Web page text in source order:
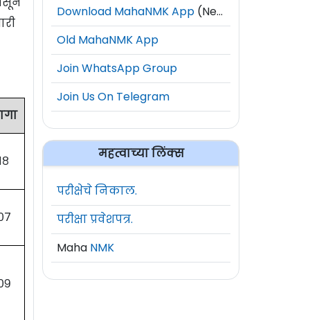
Download MahaNMK App (New)
Old MahaNMK App
Join WhatsApp Group
Join Us On Telegram
महत्वाच्या लिंक्स
परीक्षेचे निकाल.
परीक्षा प्रवेशपत्र.
Maha NMK